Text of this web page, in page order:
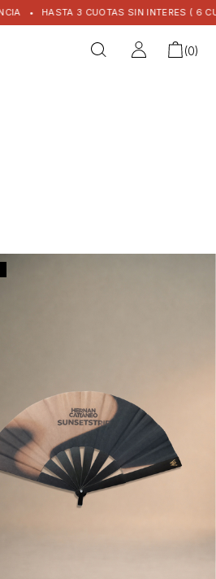
• HASTA 3 CUOTAS SIN INTERES ( 6
(0)